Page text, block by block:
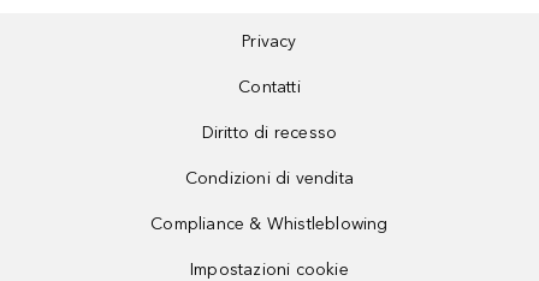
Privacy
Contatti
Diritto di recesso
Condizioni di vendita
Compliance & Whistleblowing
Impostazioni cookie